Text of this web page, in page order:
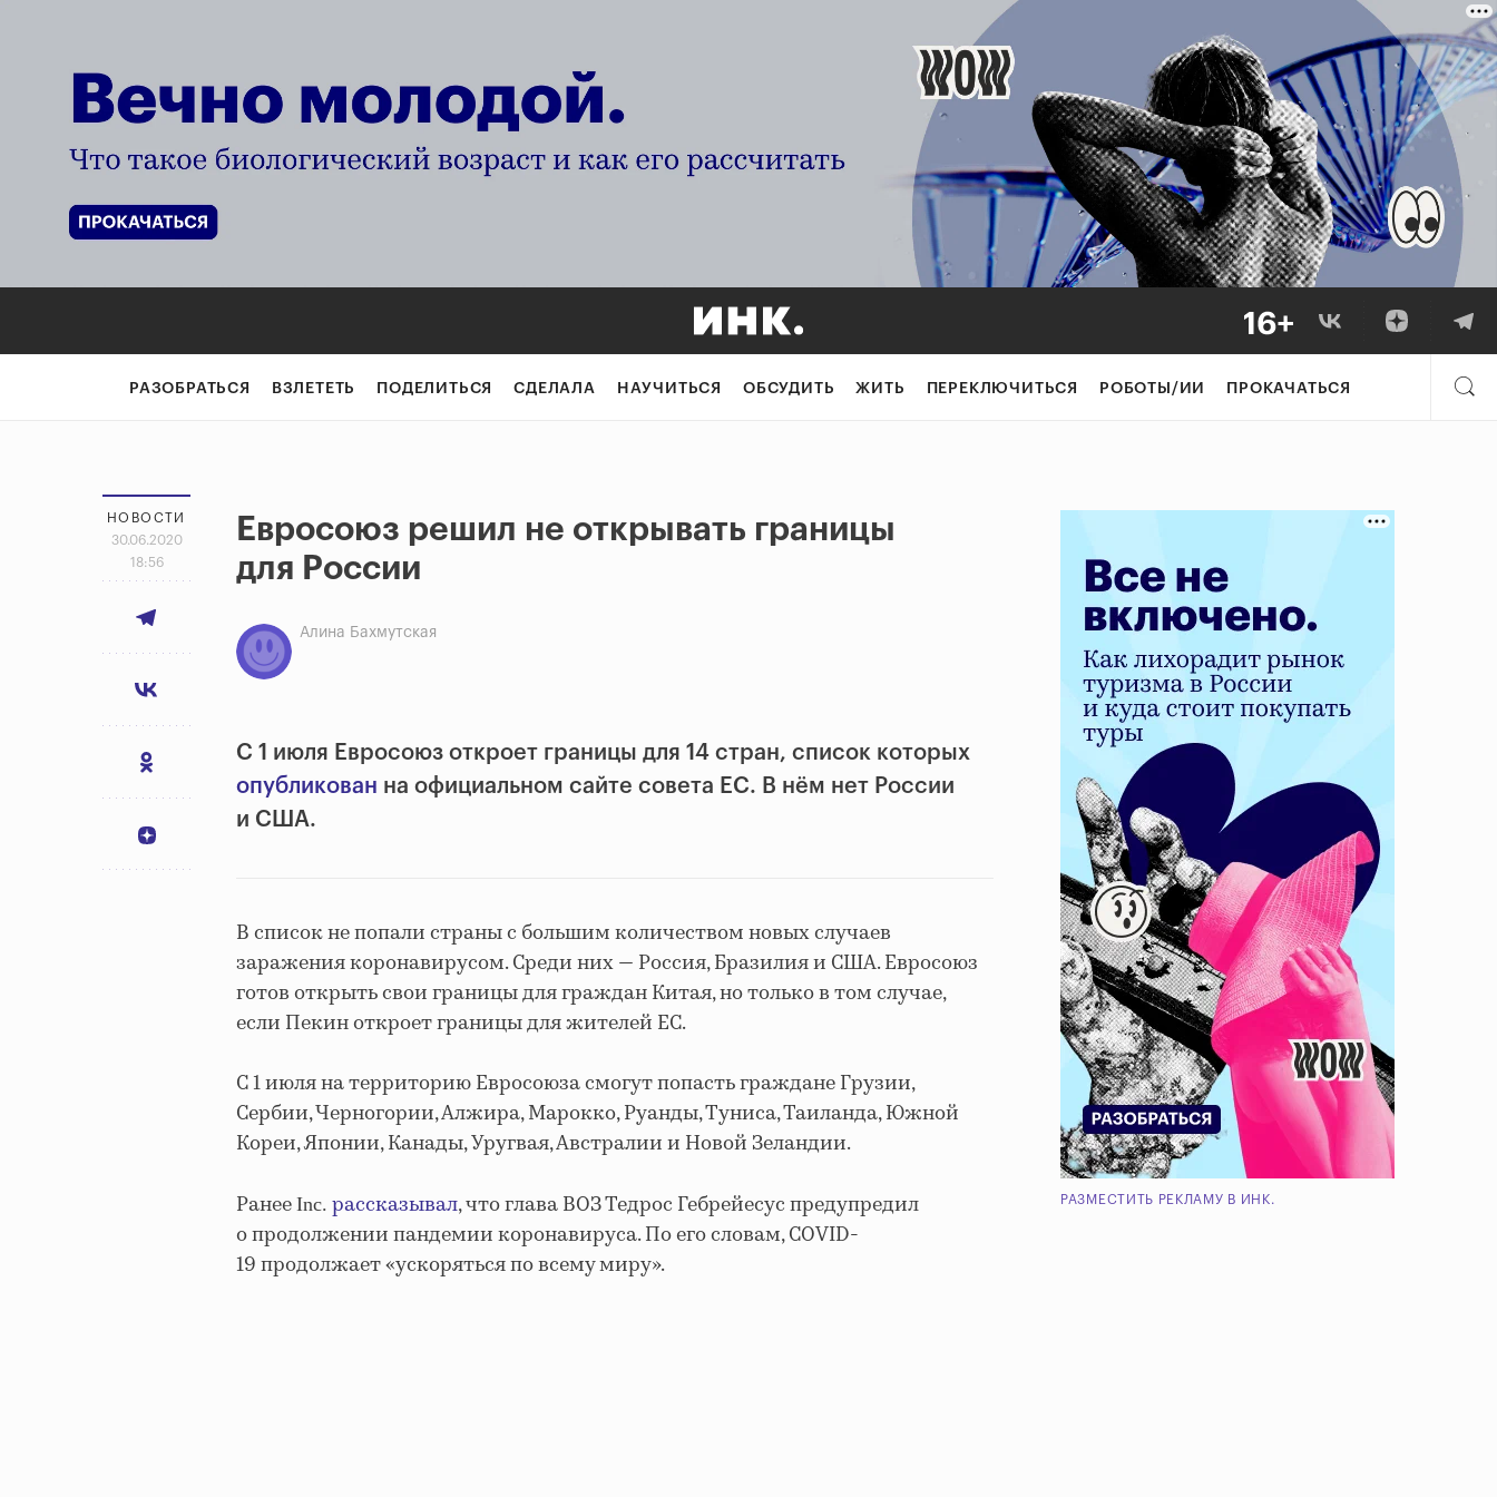
РАЗОБРАТЬСЯ ВЗЛЕТЕТЬ ПОДЕЛИТЬСЯ СДЕЛАЛА НАУЧИТЬСЯ ОБСУДИТЬ ЖИТЬ ПЕРЕКЛЮЧИТЬСЯ РОБОТЫ/ИИ ПРОКАЧАТЬСЯ
НОВОСТИ
30.06.2020
18:56
Евросоюз решил не открывать границы
для России
Алина Бахмутская
С 1 июля Евросоюз откроет границы для 14 стран, список которых
опубликован на официальном сайте совета ЕС. В нём нет России
и США.
В список не попали страны с большим количеством новых случаев
заражения коронавирусом. Среди них— Россия, Бразилия и США. Евросоюз
готов открыть свои границы для граждан Китая, но только в том случае,
если Пекин откроет границы для жителей ЕС.
С 1 июля на территорию Евросоюза смогут попасть граждане Грузии,
Сербии, Черногории,Алжира, Марокко, Руанды, Туниса, Таиланда, Южной
Кореи, Японии, Канады, Уругвая, Австралии и Новой Зеландии.
Ранее Inc. рассказывал, что глава ВОЗТедрос Гебрейесус предупредил
о продолжении пандемии коронавируса. По его словам, COVID-
19 продолжает «ускоряться по всему миру».
РАЗМЕСТИТЬ РЕКЛАМУ В ИНК.